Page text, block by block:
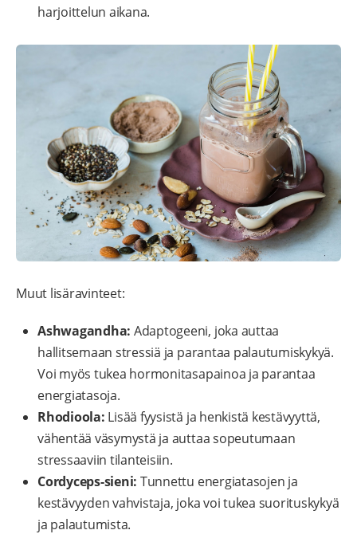
harjoittelun aikana.
Muut lisäravinteet:
Ashwagandha: Adaptogeeni, joka auttaa
hallitsemaan stressiä ja parantaa palautumiskykyä.
Voi myös tukea hormonitasapainoa ja parantaa
energiatasoja.
Rhodioola: Lisää fyysistä ja henkistä kestävyyttä,
vähentää väsymystä ja auttaa sopeutumaan
stressaaviin tilanteisiin.
Cordyceps-sieni: Tunnettu energiatasojen ja
kestävyyden vahvistaja, joka voi tukea suorituskykyä
ja palautumista.